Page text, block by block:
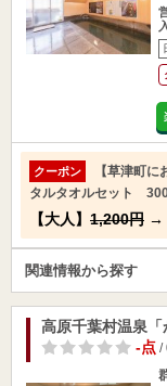
クーポン
【草津町
タルタオルセット
【大人】 1,200円 →
関連情報から探す
高原千葉村温泉「
-点/